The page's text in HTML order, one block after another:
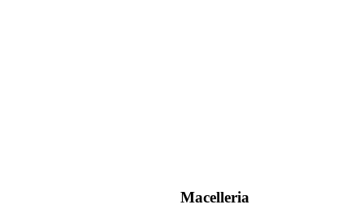
Macelleria